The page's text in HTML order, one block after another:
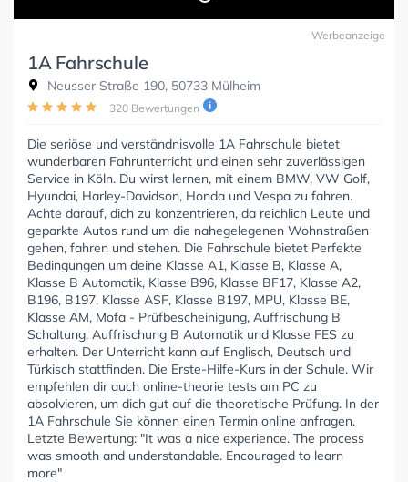
Werbeanzeige
1A Fahrschule
Neusser Straße 190, 50733 Mülheim
320 Bewertungen
Die seriöse und verständnisvolle 1A Fahrschule bietet
wunderbaren Fahrunterricht und einen sehr zuverlässigen
Service in Köln. Du wirst lernen, mit einem BMW, VW Golf,
Hyundai, Harley-Davidson, Honda und Vespa zu fahren.
Achte darauf, dich zu konzentrieren, da reichlich Leute und
geparkte Autos rund um die nahegelegenen Wohnstraßen
gehen, fahren und stehen. Die Fahrschule bietet Perfekte
Bedingungen um deine Klasse A1, Klasse B, Klasse A,
Klasse B Automatik, Klasse B96, Klasse BF17, Klasse A2,
B196, B197, Klasse ASF, Klasse B197, MPU, Klasse BE,
Klasse AM, Mofa - Prüfbescheinigung, Auffrischung B
Schaltung, Auffrischung B Automatik und Klasse FES zu
erhalten. Der Unterricht kann auf Englisch, Deutsch und
Türkisch stattfinden. Die Erste-Hilfe-Kurs in der Schule. Wir
empfehlen dir auch online-theorie tests am PC zu
absolvieren, um dich gut auf die theoretische Prüfung. In der
1A Fahrschule Sie können einen Termin online anfragen.
Letzte Bewertung: "It was a nice experience. The process
was smooth and understandable. Encouraged to learn
more"